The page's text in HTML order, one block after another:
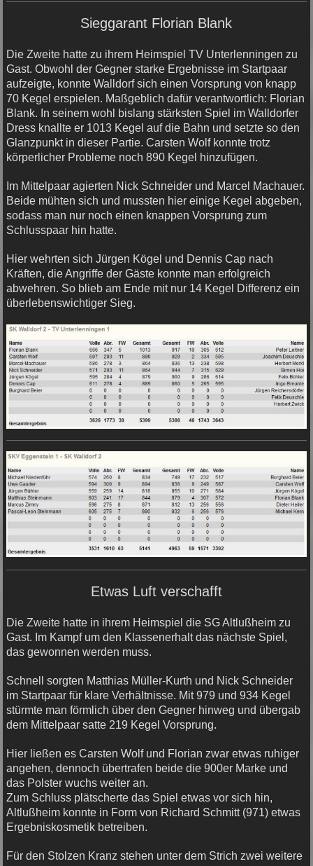
Sieggarant Florian Blank
Die Zweite hatte zu ihrem Heimspiel TV Unterlenningen zu
Gast. Obwohl der Gegner starke Ergebnisse im Startpaar
aufzeigte, konnte Walldorf sich einen Vorsprung von knapp
70 Kegel erspielen. Maßgeblich dafür verantwortlich: Florian
Blank. In seinem wohl bislang stärksten Spiel im Walldorfer
Dress knallte er 1013 Kegel auf die Bahn und setzte so den
Glanzpunkt in dieser Partie. Carsten Wolf konnte trotz
körperlicher Probleme noch 890 Kegel hinzufügen.
Im Mittelpaar agierten Nick Schneider und Marcel Machauer.
Beide mühten sich und mussten hier einige Kegel abgeben,
sodass man nur noch einen knappen Vorsprung zum
Schlusspaar hin hatte.
Hier wehrten sich Jürgen Kögel und Dennis Cap nach
Kräften, die Angriffe der Gäste konnte man erfolgreich
abwehren. So blieb am Ende mit nur 14 Kegel Differenz ein
überlebenswichtiger Sieg.
Etwas Luft verschafft
Die Zweite hatte in ihrem Heimspiel die SG Altlußheim zu
Gast. Im Kampf um den Klassenerhalt das nächste Spiel,
das gewonnen werden muss.
Schnell sorgten Matthias Müller-Kurth und Nick Schneider
im Startpaar für klare Verhältnisse. Mit 979 und 934 Kegel
stürmte man förmlich über den Gegner hinweg und übergab
dem Mittelpaar satte 219 Kegel Vorsprung.
Hier ließen es Carsten Wolf und Florian zwar etwas ruhiger
angehen, dennoch übertrafen beide die 900er Marke und
das Polster wuchs weiter an.
Zum Schluss plätscherte das Spiel etwas vor sich hin,
Altlußheim konnte in Form von Richard Schmitt (971) etwas
Ergebniskosmetik betreiben.
Für den Stolzen Kranz stehen unter dem Strich zwei weitere